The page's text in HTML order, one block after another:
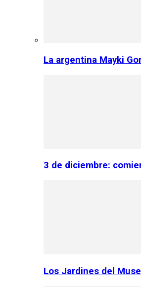
La argentina Mayki
3 de diciembre:
Los Jardines del